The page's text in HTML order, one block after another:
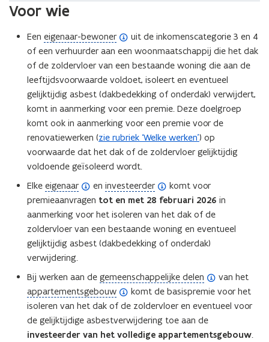
Voor wie
Een eigenaar-bewoner
(
o
p
e
n
d
e
f
i
n
t
e
)
uit de inkomenscategorie 3 en 4
of een verhuurder aan een woonmaatschappij die het dak
of de zoldervloer van een bestaande woning die aan de
leeftijdsvoorwaarde voldoet, isoleert en eventueel
gelijktijdig asbest (dakbedekking of onderdak) verwijdert,
komt in aanmerking voor een premie. Deze doelgroep
komt ook in aanmerking voor een premie voor de
renovatiewerken (zie rubriek ‘Welke werken’) op
voorwaarde dat het dak of de zoldervloer gelijktijdig
voldoende geïsoleerd wordt.
Elke eigenaar
(
o
p
e
n
d
i
en investeerder
(
o
p
e
n
f
i
komt voor
premieaanvragen tot en met 28 februari 2026 in
aanmerking voor het isoleren van het dak of de
zoldervloer van een bestaande woning en eventueel
gelijktijdig asbest (dakbedekking of onderdak)
verwijdering.
Bij werken aan de gemeenschappelijke delen
(
o
p
e
n
van het
appartementsgebouw
(
o
p
e
komt de basispremie voor het
isoleren van het dak of de zoldervloer en eventueel voor
de gelijktijdige asbestverwijdering toe aan de
investeerder van het volledige appartementsgebouw.